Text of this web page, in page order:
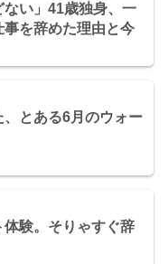
ない」41歳独身、一
事を辞めた理由と今
とある6月のウォー
験。そりゃすぐ辞